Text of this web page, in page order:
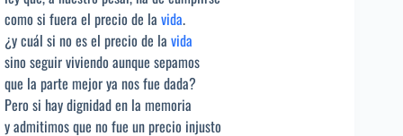
como si fuera el precio de la vida.
¿y cuál si no es el precio de la vida
sino seguir viviendo aunque sepamos
que la parte mejor ya nos fue dada?
Pero si hay dignidad en la memoria
y admitimos que no fue un precio injusto